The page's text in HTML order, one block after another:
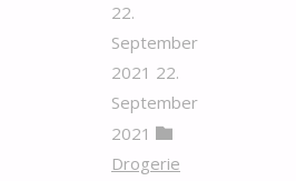
22.
September
2021 22.
September
2021
Drogerie